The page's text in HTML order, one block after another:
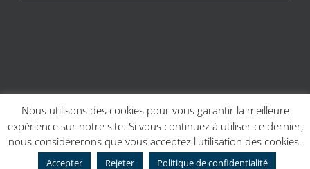
© Copyright 2017 | Site réalisé parCharline Budor - Création site
internet Caen| Création graphiqueCréation graphique - Couleur
Scribe
Nous utilisons des cookies pour vous garantir la meilleure
expérience sur notre site. Si vous continuez à utiliser ce dernier,
nous considérerons que vous acceptez l'utilisation des cookies.
Accepter Rejeter Politique de confidentialité